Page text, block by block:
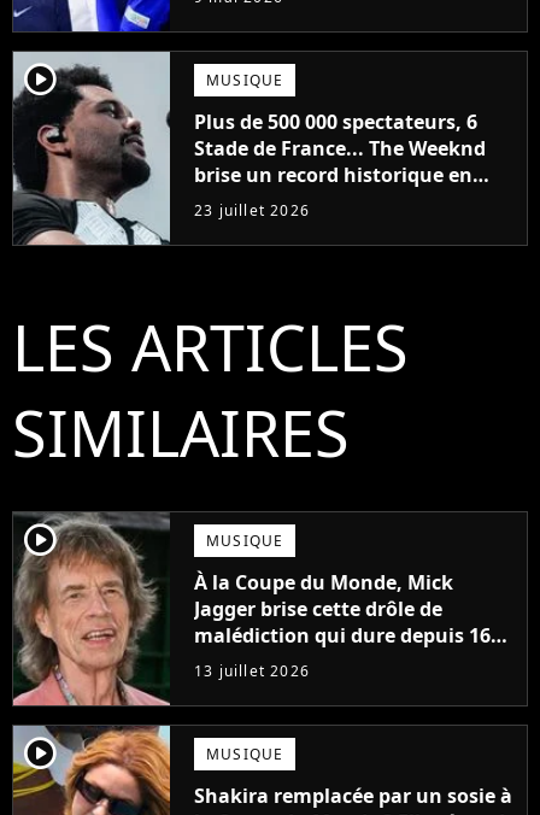
player2 MUSIQUE
Plus de 500 000 spectateurs, 6
Stade de France... The Weeknd
brise un record historique en
France
23 juillet 2026
LES ARTICLES
SIMILAIRES
player2 MUSIQUE
À la Coupe du Monde, Mick
Jagger brise cette drôle de
malédiction qui dure depuis 16
ans
13 juillet 2026
player2 MUSIQUE
Shakira remplacée par un sosie à